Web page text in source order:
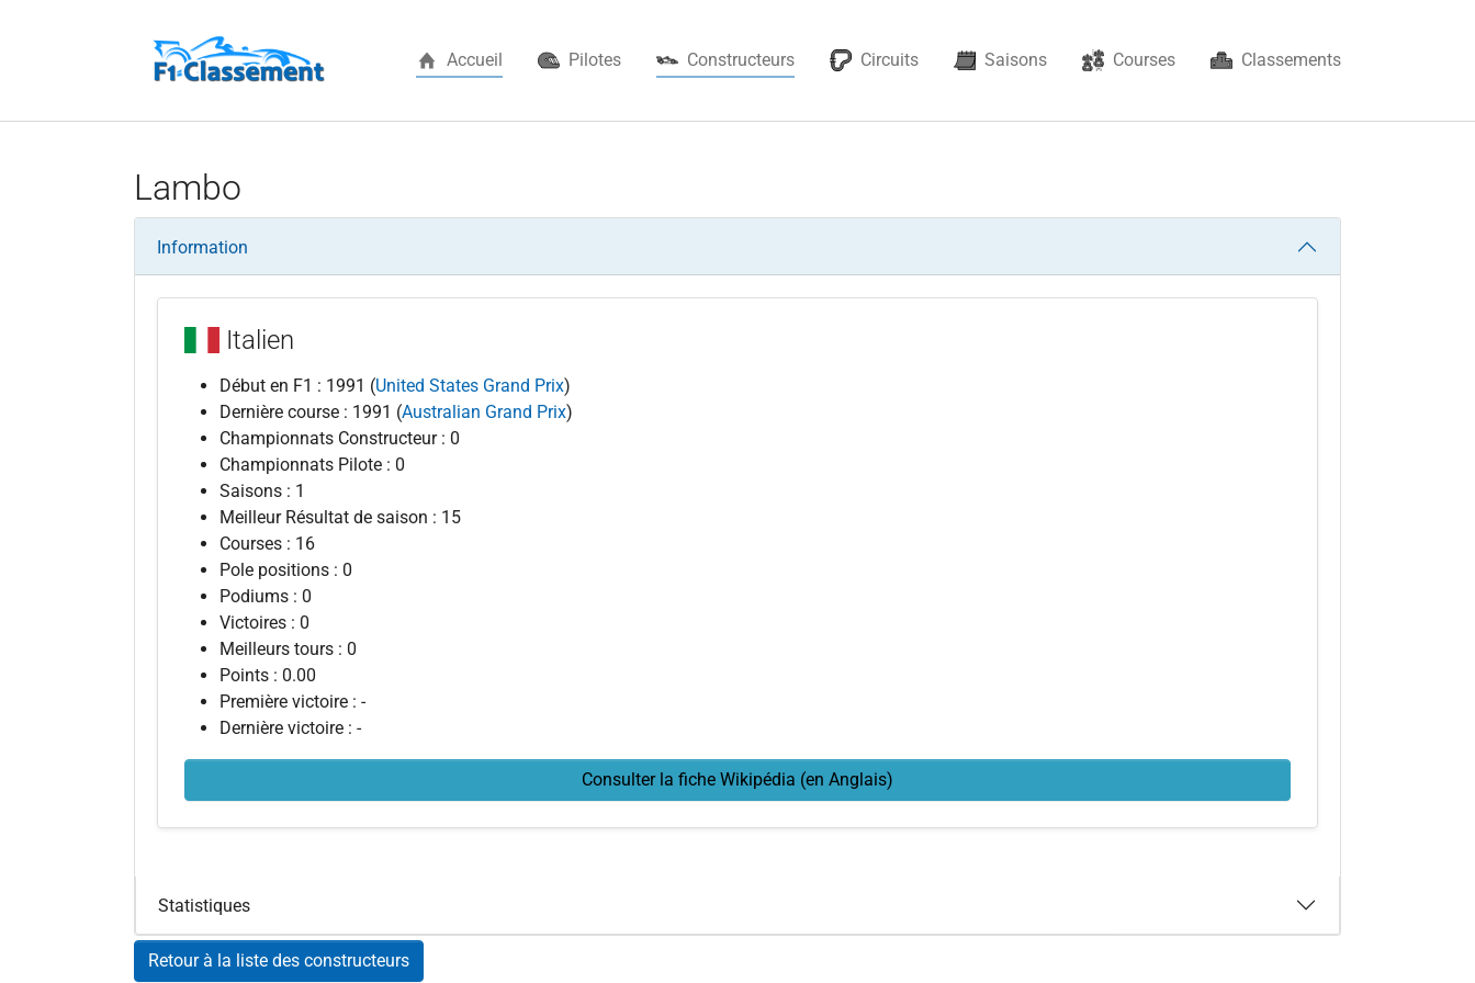
Accueil Pilotes Constructeurs(current) Circuits Saisons Courses Classements
Lambo
Information
Italien
Début en F1 : 1991 (United States Grand Prix)
Dernière course : 1991 (Australian Grand Prix)
Championnats Constructeur : 0
Championnats Pilote : 0
Saisons : 1
Meilleur Résultat de saison : 15
Courses : 16
Pole positions : 0
Podiums : 0
Victoires : 0
Meilleurs tours : 0
Points : 0.00
Première victoire : -
Dernière victoire : -
Consulter la fiche Wikipédia (en Anglais)
Statistiques
Retour à la liste des constructeurs